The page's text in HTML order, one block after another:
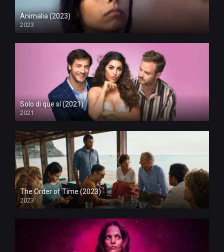
Animalia (2023)
2023
Solo di que sí (2021)
2021
The Order of Time (2023)
2023